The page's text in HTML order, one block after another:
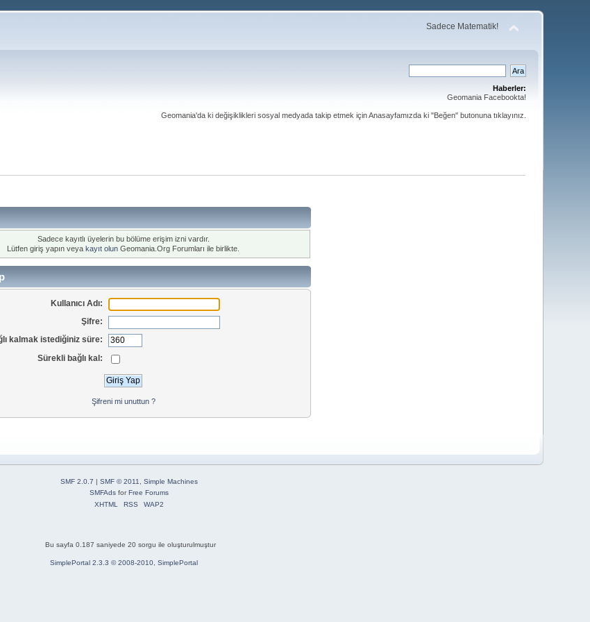
Sadece Matematik!
Haberler:
Geomania Facebookta!
Geomania'da ki değişiklikleri sosyal medyada takip etmek için Anasayfamızda ki "Beğen" butonuna tıklayınız.
Sadece kayıtlı üyelerin bu bölüme erişim izni vardır.
Lütfen giriş yapın veya kayıt olun Geomania.Org Forumları ile birlikte.
Kullanıcı Adı:
Şifre:
kalmak istediğiniz süre:
Sürekli bağlı kal:
Şifreni mi unuttun ?
SMF 2.0.7 | SMF © 2011
Simple Machines
SMFAdsforFree Forums
XHTML
RSS WAP2
Bu sayfa 0.187 saniyede 20 sorgu ile oluşturulmuştur
SimplePortal 2.3.3 © 2008-2010, SimplePortal